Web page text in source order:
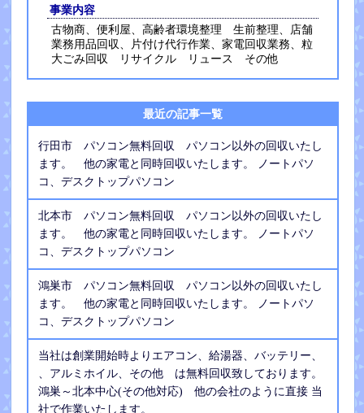
事業内容
古物商、便利屋、高齢者環境整理 生前整理、店舗
業務用品回収、片付け代行作業、家電回収業務、粒
大ごみ回収 リサイクル リュース その他
最近の記事一覧
行田市 パソコン無料回収 パソコン以外の回収いたし
ます。 他の家電と同時回収いたします。 ノートパソ
コ、デスクトップパソコン
北本市 パソコン無料回収 パソコン以外の回収いたし
ます。 他の家電と同時回収いたします。 ノートパソ
コ、デスクトップパソコン
鴻巣市 パソコン無料回収 パソコン以外の回収いたし
ます。 他の家電と同時回収いたします。 ノートパソ
コ、デスクトップパソコン
当社は創業開始時よりエアコン、給湯器、バッテリー、
、アルミホイル、その他 は無料回収致しております。
鴻巣～北本中心(その他対応) 他の会社のように直接 当
社で作業いたします。